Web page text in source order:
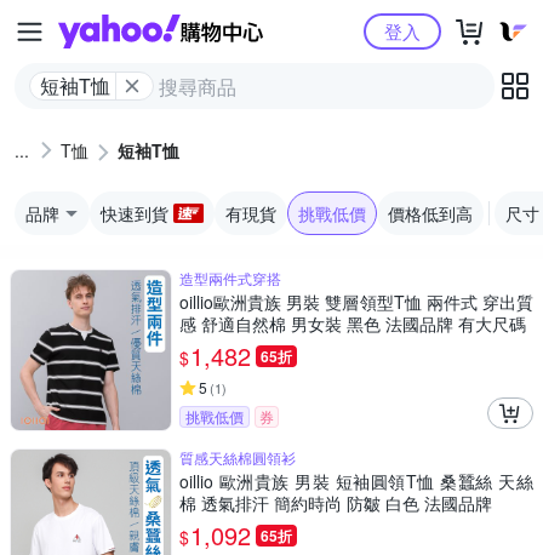
Yahoo購物中心
短袖T恤
登入
T恤 短袖T恤
品牌 快速到貨 有現貨 挑戰低價 價格低到高 尺寸
造型兩件式穿搭
oillio歐洲貴族 男裝 雙層領型T恤 兩件式 穿出質
感 舒適自然棉 男女裝 黑色 法國品牌 有大尺碼
$1,482 65折
5 (1)
挑戰低價
券
質感天絲棉圓領衫
oillio 歐洲貴族 男裝 短袖圓領T恤 桑蠶絲 天絲
棉 透氣排汗 簡約時尚 防皺 白色 法國品牌
$1,092 65折